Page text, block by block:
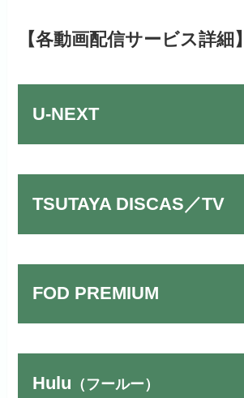
【各動画配信サービス詳細】
U-NEXT
TSUTAYA DISCAS／TV
FOD PREMIUM
Hulu （フールー）